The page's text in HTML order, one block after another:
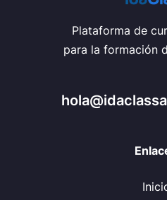
Plataforma de
para la formación